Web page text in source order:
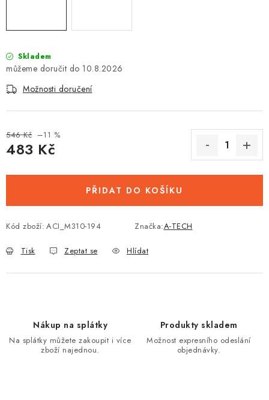
Skladem
10.8.2026
Možnosti doručení
546 Kč –11 %
483 Kč
PŘIDAT DO KOŠÍKU
Kód zboží: ACI_M310-194 Značka:A-TECH
Tisk Zeptat se Hlídat
Nákup na splátky
Na splátky můžete zakoupit i více
zboží najednou.
Produkty skladem
Možnost expresního odeslání
objednávky.